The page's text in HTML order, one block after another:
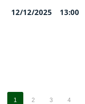
12/12/2025 13:00
1 2 3 4